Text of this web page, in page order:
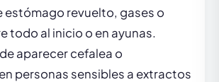
estómago revuelto, gases o
todo al inicio o en ayunas.
aparecer cefalea o
personas sensibles a extractos